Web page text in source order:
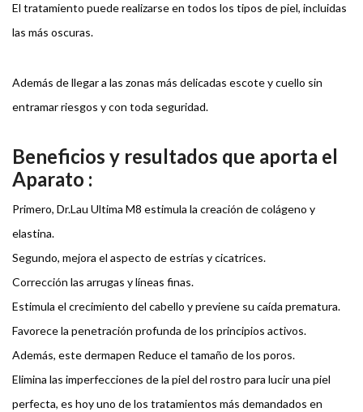
El tratamiento puede realizarse en todos los tipos de piel, incluidas
las más oscuras.
Además de llegar a las zonas más delicadas escote y cuello sin
entramar riesgos y con toda seguridad.
Beneficios y resultados que aporta el
Aparato :
Primero, Dr.Lau Ultima M8 estimula la creación de colágeno y
elastina.
Segundo, mejora el aspecto de estrías y cicatrices.
Corrección las arrugas y líneas finas.
Estimula el crecimiento del cabello y previene su caída prematura.
Favorece la penetración profunda de los principios activos.
Además, este dermapen Reduce el tamaño de los poros.
Elimina las imperfecciones de la piel del rostro para lucir una piel
perfecta, es hoy uno de los tratamientos más demandados en